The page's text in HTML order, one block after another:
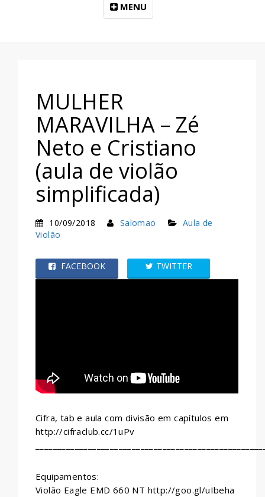
MENU
MULHER
MARAVILHA – Zé
Neto e Cristiano
(aula de violão
simplificada)
10/09/2018 Salomao
Aula de
Violão
FACEBOOK TWITTER
Cifra, tab e aula com divisão em capítulos em
http://cifraclub.cc/1uPv
Equipamentos:
Violão Eagle EMD 660 NT http://goo.gl/uIbeha